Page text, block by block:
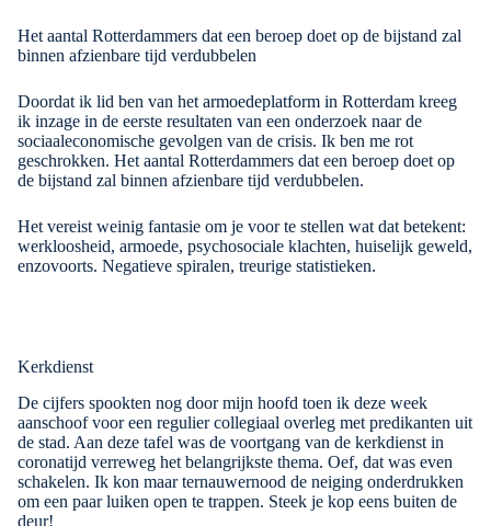
Het aantal Rotterdammers dat een beroep doet op de bijstand zal
binnen afzienbare tijd verdubbelen
Doordat ik lid ben van het armoedeplatform in Rotterdam kreeg
ik inzage in de eerste resultaten van een onderzoek naar de
sociaaleconomische gevolgen van de crisis. Ik ben me rot
geschrokken. Het aantal Rotterdammers dat een beroep doet op
de bijstand zal binnen afzienbare tijd verdubbelen.
Het vereist weinig fantasie om je voor te stellen wat dat betekent:
werkloosheid, armoede, psychosociale klachten, huiselijk geweld,
enzovoorts. Negatieve spiralen, treurige statistieken.
Kerkdienst
De cijfers spookten nog door mijn hoofd toen ik deze week
aanschoof voor een regulier collegiaal overleg met predikanten uit
de stad. Aan deze tafel was de voortgang van de kerkdienst in
coronatijd verreweg het belangrijkste thema. Oef, dat was even
schakelen. Ik kon maar ternauwernood de neiging onderdrukken
om een paar luiken open te trappen. Steek je kop eens buiten de
deur!